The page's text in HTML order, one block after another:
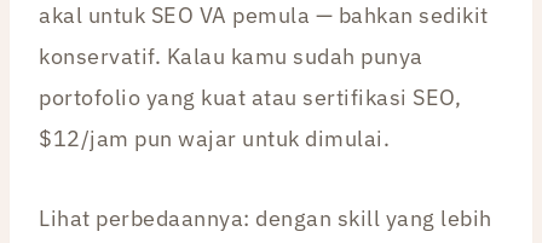
akal untuk SEO VA pemula — bahkan sedikit
konservatif. Kalau kamu sudah punya
portofolio yang kuat atau sertifikasi SEO,
$12/jam pun wajar untuk dimulai.
Lihat perbedaannya: dengan skill yang lebih